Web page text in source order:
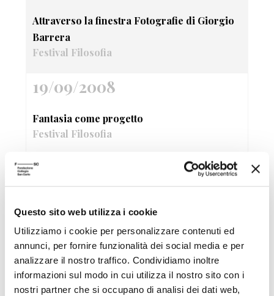
Questo sito web utilizza i cookie
Utilizziamo i cookie per personalizzare contenuti ed
annunci, per fornire funzionalità dei social media e per
analizzare il nostro traffico. Condividiamo inoltre
informazioni sul modo in cui utilizza il nostro sito con i
nostri partner che si occupano di analisi dei dati web,
Attraverso la finestra Fotografie di Giorgio
Barrera
Festival Filosofia
19/09/2008
Fantasia come progetto
Festival Filosofia
19/09/2008
Festival Filosofia
19/09/2008
Nervo&Tes Like a bag